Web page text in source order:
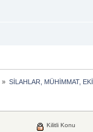
» SİLAHLAR, MÜHİMMAT,
Kilitli Konu